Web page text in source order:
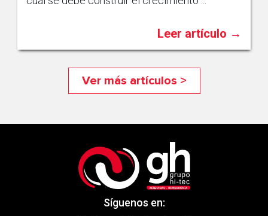
Leer artículo →
Ver más artículos >
Síguenos en: